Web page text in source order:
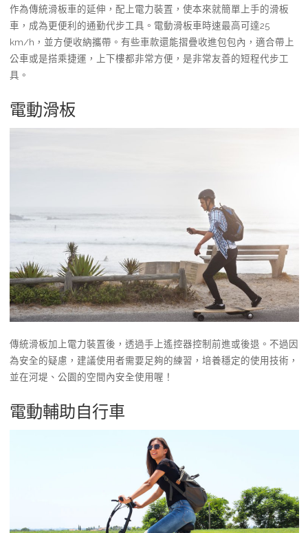
作為傳統滑板車的延伸，配上電力裝置，使本來就簡單上手的滑板
車，成為更便利的通勤代步工具。電動滑板車時速最高可達25
km/h，並方便收納攜帶。有些車款還能摺疊收進包包內，適合帶上
公車或是搭乘捷運，上下樓都非常方便，是非常友善的短程代步工
具。
電動滑板
傳統滑板加上電力裝置後，透過手上遙控器控制前進或後退。不過因
為安全的疑慮，建議使用者需要足夠的練習，培養穩定的使用技術，
並在河堤、公園的空間內安全使用喔！
電動輔助自行車